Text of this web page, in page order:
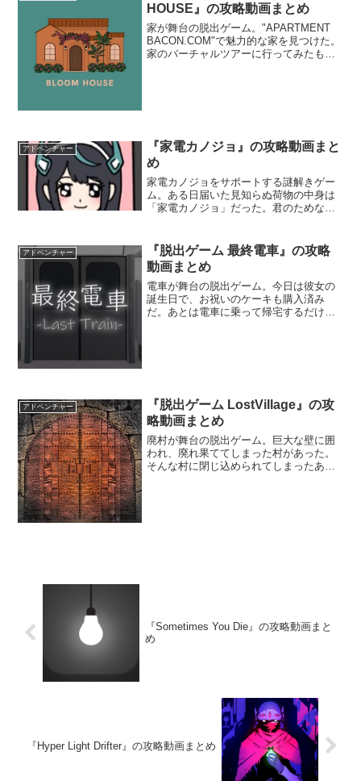
HOUSE』の攻略動画まとめ
家が舞台の脱出ゲーム。"APARTMENT
BACON.COM"で魅力的な家を見つけた。
家のバーチャルツアーに行ってみたもの
アドベンチャー
『家電カノジョ』の攻略動画まと
め
家電カノジョをサポートする謎解きゲー
ム。ある日届いた見知らぬ荷物の中身は
「家電カノジョ」だった。君のためなら
たの手でサポートしてあげよう。
アドベンチャー
『脱出ゲーム 最終電車』の攻略
動画まとめ
電車が舞台の脱出ゲーム。今日は彼女の
誕生日で、お祝いのケーキも購入済み
だ。あとは電車に乗って帰宅するだけだ
アドベンチャー
『脱出ゲーム LostVillage』の攻
略動画まとめ
廃村が舞台の脱出ゲーム。巨大な壁に囲
われ、廃れ果ててしまった村があった。
そんな村に閉じ込められてしまったあな
『Sometimes You Die』の攻略動画まと
め
『Hyper Light Drifter』の攻略動画まとめ